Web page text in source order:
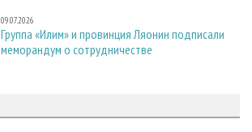
09.07.2026
Группа «Илим» и провинция Ляонин подписали
меморандум о сотрудничестве